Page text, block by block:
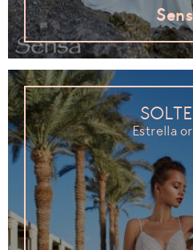
Estrella